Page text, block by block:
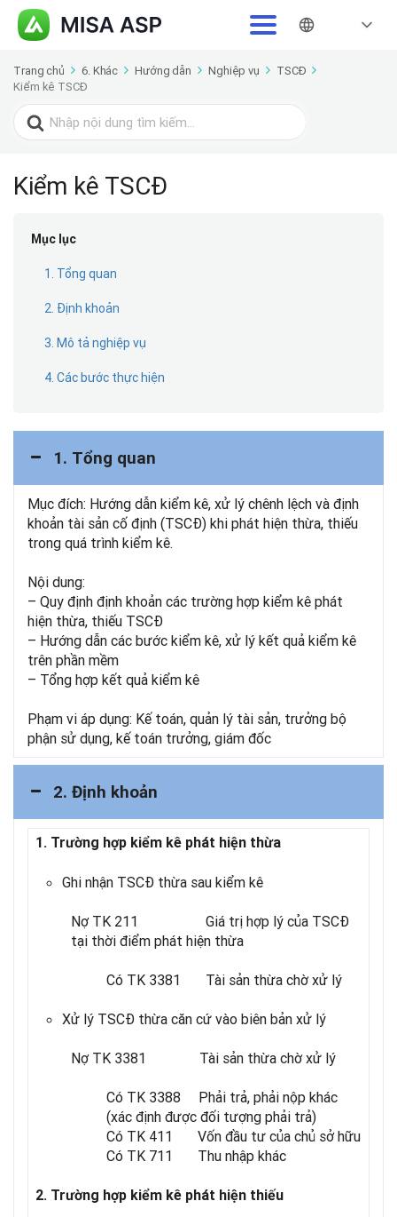
Trang chủ 6. Khác Hướng dẫn Nghiệp vụ
TSCĐ
Kiểm kê TSCĐ
Search
for:
Kiểm kê TSCĐ
Mục lục
1. Tổng quan
2. Định khoản
3. Mô tả nghiệp vụ
4. Các bước thực hiện
1. Tổng quan
Mục đích: Hướng dẫn kiểm kê, xử lý chênh lệch và định
khoản tài sản cố định (TSCĐ) khi phát hiện thừa, thiếu
trong quá trình kiểm kê.
Nội dung:
– Quy định định khoản các trường hợp kiểm kê phát
hiện thừa, thiếu TSCĐ
– Hướng dẫn các bước kiểm kê, xử lý kết quả kiểm kê
trên phần mềm
– Tổng hợp kết quả kiểm kê
Phạm vi áp dụng: Kế toán, quản lý tài sản, trưởng bộ
phận sử dụng, kế toán trưởng, giám đốc
2. Định khoản
1. Trường hợp kiểm kê phát hiện thừa
Ghi nhận TSCĐ thừa sau kiểm kê
Nợ TK 211 Giá trị hợp lý của TSCĐ
tại thời điểm phát hiện thừa
Có TK 3381 Tài sản thừa chờ xử lý
Xử lý TSCĐ thừa căn cứ vào biên bản xử lý
Nợ TK 3381 Tài sản thừa chờ xử lý
Có TK 3388 Phải trả, phải nộp khác
(xác định được đối tượng phải trả)
Có TK 411 Vốn đầu tư của chủ sở hữu
Có TK 711 Thu nhập khác
2. Trường hợp kiểm kê phát hiện thiếu